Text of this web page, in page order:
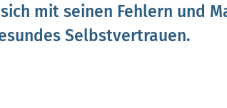
mit seinen Fehlern und
Selbstvertrauen.